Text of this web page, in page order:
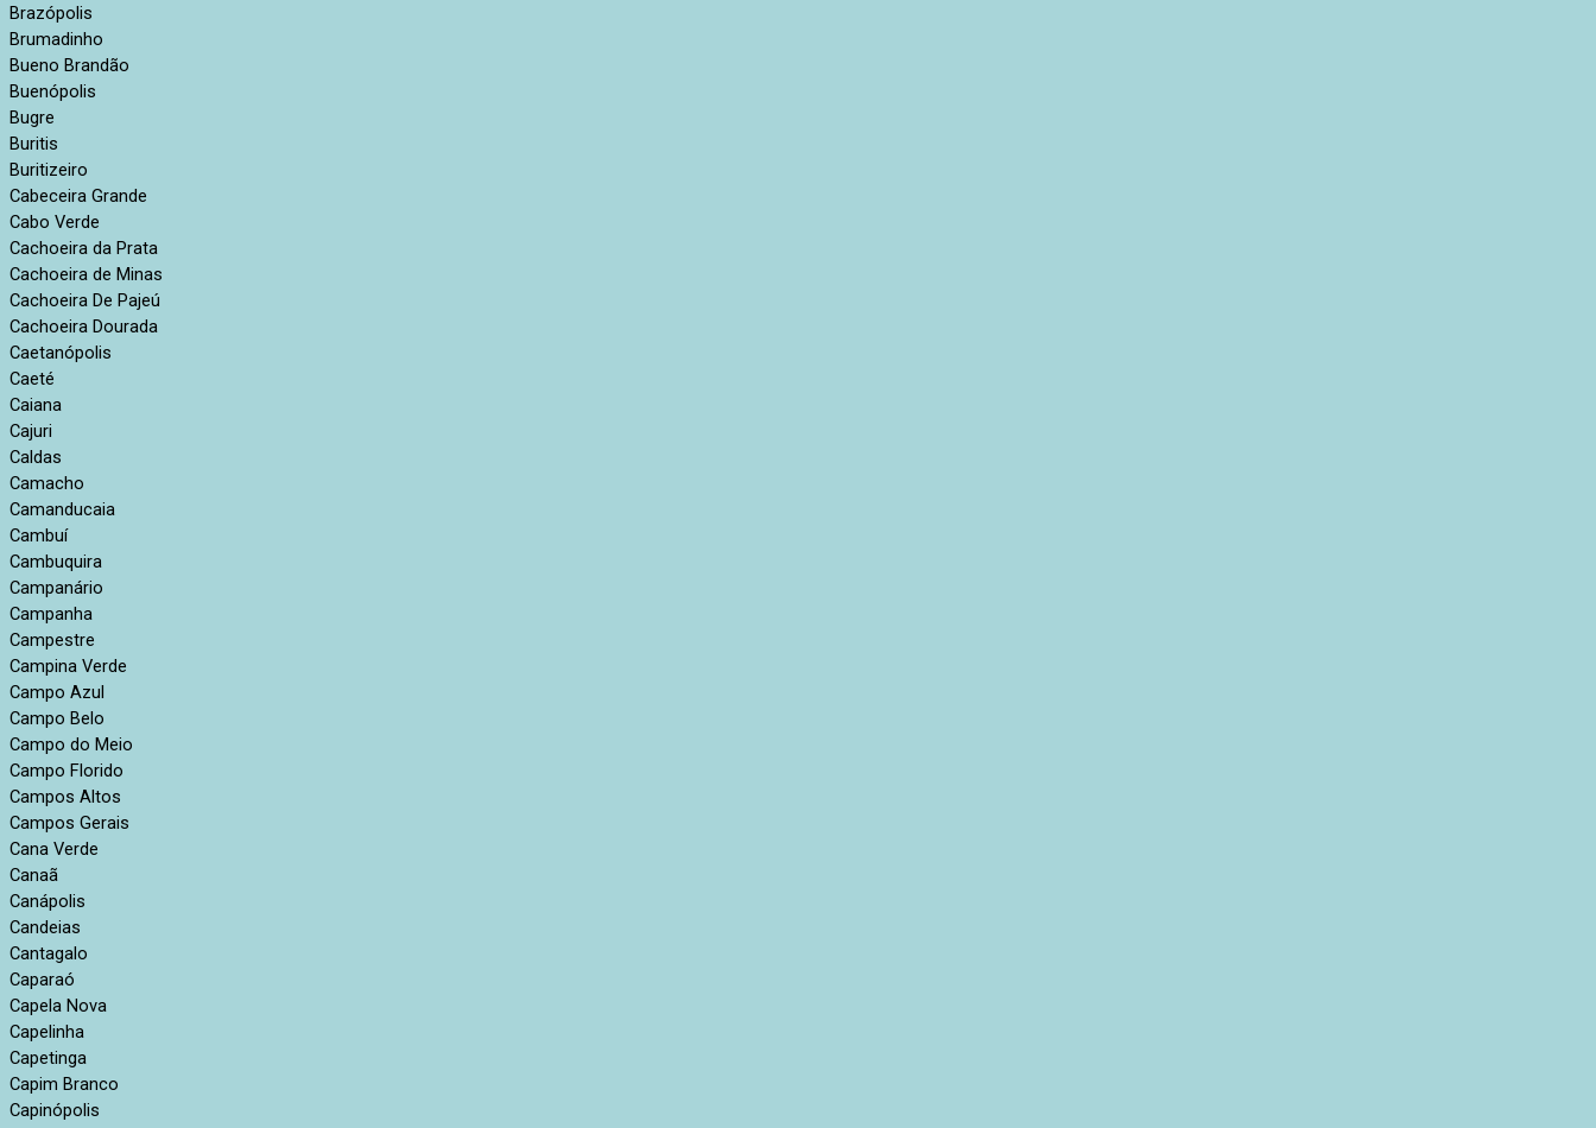
Brazópolis
Brumadinho
Bueno Brandão
Buenópolis
Bugre
Buritis
Buritizeiro
Cabeceira Grande
Cabo Verde
Cachoeira da Prata
Cachoeira de Minas
Cachoeira De Pajeú
Cachoeira Dourada
Caetanópolis
Caeté
Caiana
Cajuri
Caldas
Camacho
Camanducaia
Cambuí
Cambuquira
Campanário
Campanha
Campestre
Campina Verde
Campo Azul
Campo Belo
Campo do Meio
Campo Florido
Campos Altos
Campos Gerais
Cana Verde
Canaã
Canápolis
Candeias
Cantagalo
Caparaó
Capela Nova
Capelinha
Capetinga
Capim Branco
Capinópolis